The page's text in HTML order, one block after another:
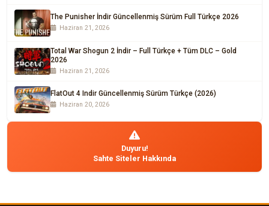
The Punisher İndir Güncellenmiş Sürüm Full Türkçe 2026
Haziran 21, 2026
Total War Shogun 2 İndir – Full Türkçe + Tüm DLC – Gold
2026
Haziran 21, 2026
FlatOut 4 Indir Güncellenmiş Sürüm Türkçe (2026)
Haziran 20, 2026
Duyuru!
Sahte Siteler Hakkında